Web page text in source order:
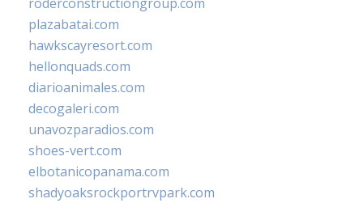
plazabatai.com
hawkscayresort.com
hellonquads.com
diarioanimales.com
decogaleri.com
unavozparadios.com
shoes-vert.com
elbotanicopanama.com
shadyoaksrockportrvpark.com